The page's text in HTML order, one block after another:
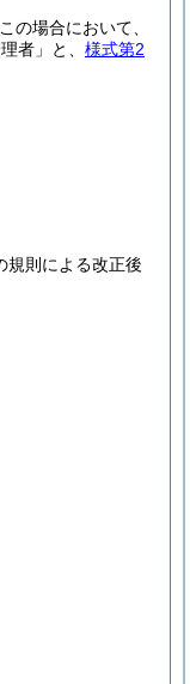
この場合において、
者」と、 様式第2
規則による改正後